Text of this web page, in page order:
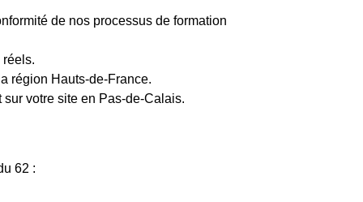
de nos processus de formation
région Hauts-de-France.
votre site en Pas-de-Calais.
62 :